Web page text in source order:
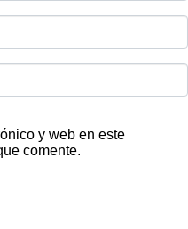
y web en este
comente.